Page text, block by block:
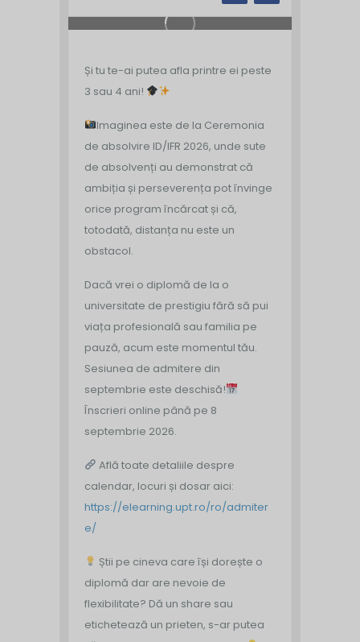
Și tu te-ai putea afla printre ei peste
3 sau 4 ani!
Imaginea este de la Ceremonia
de absolvire ID/IFR 2026, unde sute
de absolvenți au demonstrat că
ambiția și perseverența pot învinge
orice program încărcat și că,
totodată, distanța nu este un
obstacol.
Dacă vrei o diplomă de la o
universitate de prestigiu fără să pui
viața profesională sau familia pe
pauză, acum este momentul tău.
Sesiunea de admitere din
septembrie este deschisă!
Înscrieri online până pe 8
septembrie 2026.
Află toate detaliile despre
calendar, locuri și dosar aici:
https://elearning.upt.ro/ro/admiter
e/
Știi pe cineva care își dorește o
diplomă dar are nevoie de
flexibilitate? Dă un share sau
etichetează un prieten, s-ar putea